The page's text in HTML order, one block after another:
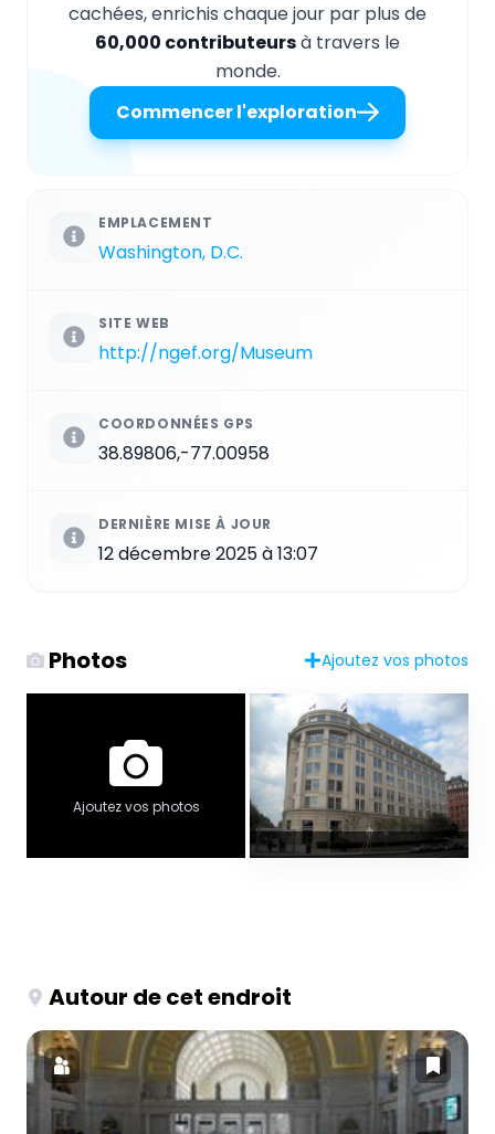
cachées, enrichis chaque jour par plus de
60,000 contributeursà travers le
monde.
Commencer l'exploration
EMPLACEMENT
Washington, D.C.
SITE WEB
http://ngef.org/Museum
COORDONNÉES GPS
38.89806,-77.00958
DERNIÈRE MISE À JOUR
12 décembre 2025 à 13:07
Photos Ajoutez vos photos
Ajoutez vos photos
Autour de cet endroit